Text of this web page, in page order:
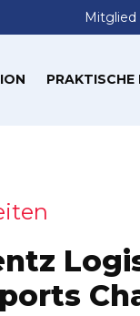
Mitglied
PRAKTISCHE